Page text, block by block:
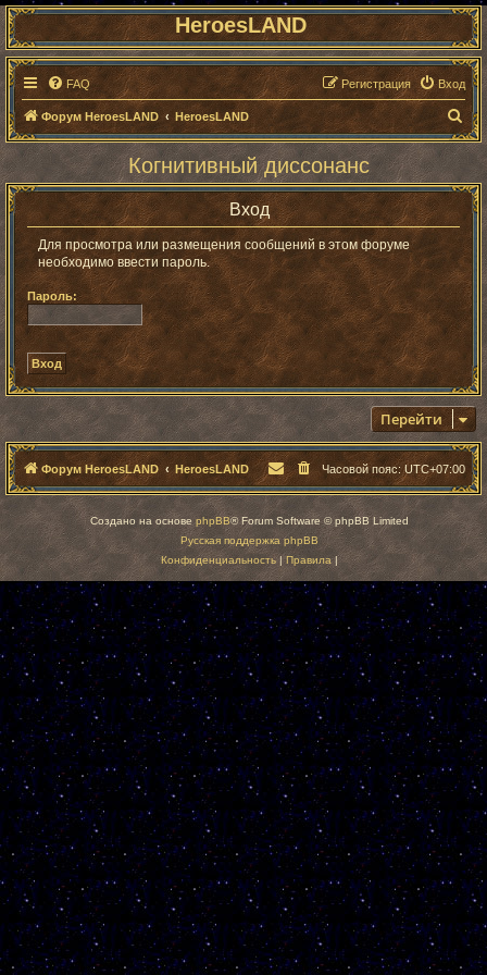
HeroesLAND
FAQ Вход
Регистрация
Форум HeroesLAND HeroesLAND
П
о
с
Когнитивный диссонанс
Вход
Для просмотра или размещения сообщений в этом форуме
необходимо ввести пароль.
Пароль:
Перейти
Форум HeroesLAND HeroesLAND Часовой пояс:UTC+07:00
Создано на основе phpBB® Forum Software © phpBB Limited
Русская поддержка phpBB
Конфиденциальность|Правила|